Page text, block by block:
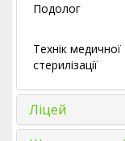
Подолог
Технік медичної
стерилізації
Ліцей